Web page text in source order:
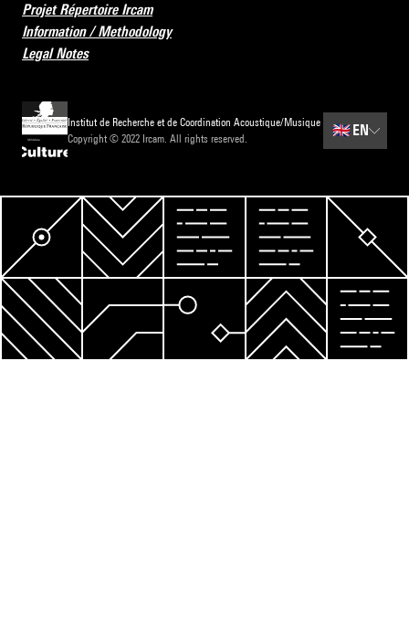
Projet Répertoire Ircam
Information / Methodology
Legal Notes
Institut de Recherche et de Coordination Acoustique/Musique
Copyright © 2022 Ircam. All rights reserved.
🇬🇧 EN